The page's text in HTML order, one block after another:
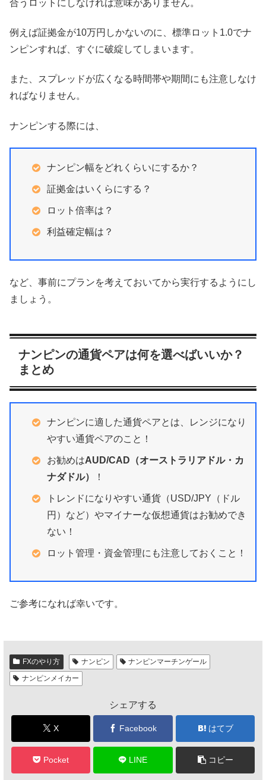
合うロットにしなければ意味がありません。
例えば証拠金が10万円しかないのに、標準ロット1.0でナ
ンピンすれば、すぐに破綻してしまいます。
また、スプレッドが広くなる時間帯や期間にも注意しなけ
ればなりません。
ナンピンする際には、
ナンピン幅をどれくらいにするか？
証拠金はいくらにする？
ロット倍率は？
利益確定幅は？
など、事前にプランを考えておいてから実行するようにし
ましょう。
ナンピンの通貨ペアは何を選べばいいか？
まとめ
ナンピンに適した通貨ペアとは、レンジになり
やすい通貨ペアのこと！
お勧めはAUD/CAD（オーストラリアドル・カ
ナダドル）
！
トレンドになりやすい通貨（USD/JPY（ドル
円）など）やマイナーな仮想通貨はお勧めでき
ない！
ロット管理・資金管理にも注意しておくこと！
ご参考になれば幸いです。
FXのやり方 ナンピン
ナンピンマーチンゲール
ナンピンメイカー
シェアする
X Facebook はてブ
Pocket LINE コピー